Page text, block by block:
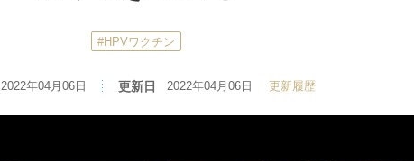
#HPVワクチン
2022年04月06日 更新日 2022年04月06日 更新履歴